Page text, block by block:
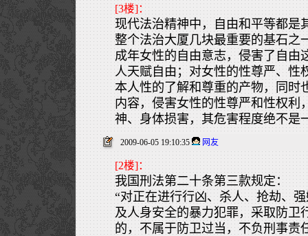
[3楼]：
现代法治精神中，自由和平等都是
整个法治大厦几块最重要的基石之
成年女性的自由意志，侵害了自
人天赋自由；对女性的性尊严、性
本人性的了解和尊重的产物，同时
内容，侵害女性的性尊严和性权利
神、身体损害，其危害程度绝不是
2009-06-05 19:10:35 网友
[2楼]：
我国刑法第二十条第三款规定：
“对正在进行行凶、杀人、抢劫、
及人身安全的暴力犯罪，采取防卫
的，不属于防卫过当，不负刑事责